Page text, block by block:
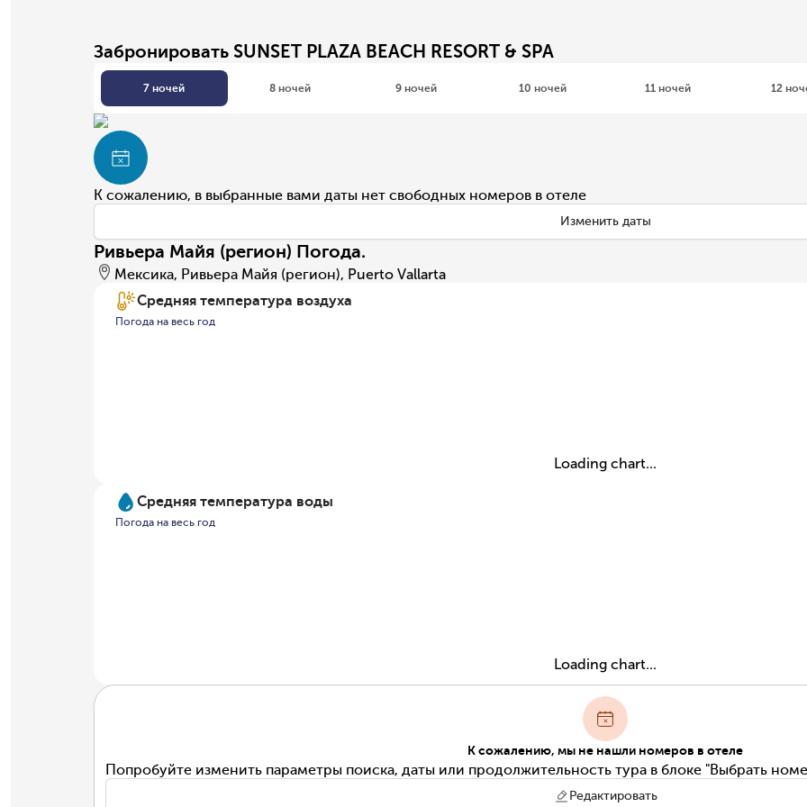
Забронировать SUNSET PLAZA BEACH RESORT & SPA
7 ночей 8 ночей 9 ночей 10 ночей 11 ночей 12
К сожалению, в выбранные вами даты нет свободных номеров в отеле
Изменить даты
Ривьера Майя (регион) Погода.
Мексика, Ривьера Майя (регион), Puerto Vallarta
Средняя температура воздуха
Погода на весь год
Loading chart...
Средняя температура воды
Погода на весь год
Loading chart...
К сожалению, мы не нашли номеров в отеле
Попробуйте изменить параметры поиска, даты или продолжительность тура в блоке "Выбрать
Редактировать